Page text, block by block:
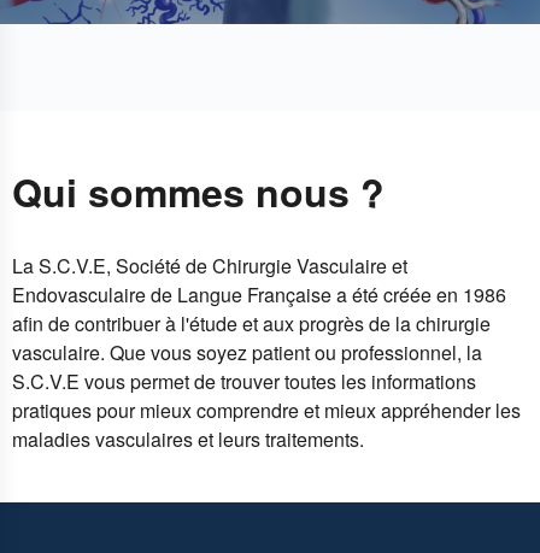
Qui sommes nous ?
La S.C.V.E, Société de Chirurgie Vasculaire et
Endovasculaire de Langue Française a été créée en 1986
afin de contribuer à l'étude et aux progrès de la chirurgie
vasculaire. Que vous soyez patient ou professionnel, la
S.C.V.E vous permet de trouver toutes les informations
pratiques pour mieux comprendre et mieux appréhender les
maladies vasculaires et leurs traitements.